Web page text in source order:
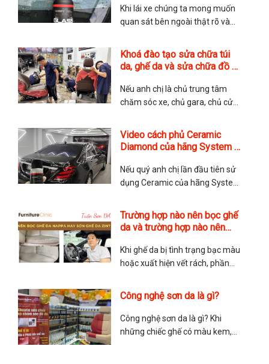
Thực tế thì rất đơn giản nhưng
Khi lái xe chúng ta mong muốn
quan sát bên ngoài thật rõ và
quyết định bởi lớp kính của xe,
nếu kính ố mờ, dễ bị xước thì
không chỉ ảnh hưởng đến độ
thẩm mỹ mà còn cả tính an toàn
của
Khoá đào tạo sửa chữa túi
da, ghế da và sửa chữa đồ da
Nếu anh chị là chủ trung tâm
chăm sóc xe, chủ gara, chủ cửa
thêm dịch vụ sửa chữa nội thất,
sửa chữa ghế da hoặc sửa chữa
túi da và đồ da để gia tăng dịch
vụ. Hay những anh chị yêu thích
Video cách phủ Ceramic
Diamond của hãng System X
Nếu quý anh chị lần đầu tiên sử
dụng Ceramic của hãng System
phủ Ceramic này. TMA Store
hướng dẫn chi tiết cách phủ
Ceramic và các lưu ý khi phủ.
Chúc quý anh chị có trải nghiệm
tuyệt vời với dòng Ceramic
Trường hợp nào nên bọc ghế
da và trường hợp nào nên
Khi ghế da bị tình trạng bạc màu
hoặc xuất hiện vết rách, phần
việc nên bọc ghế da lại hay sơn
ghế da? Sau đây là chia sẻ của
anh Tuấn Sơn Da về vấn đề này
để giúp mọi người lựa
Công nghệ sơn da là gì?
Công nghệ sơn da là gì? Khi
những chiếc ghế có màu kem,